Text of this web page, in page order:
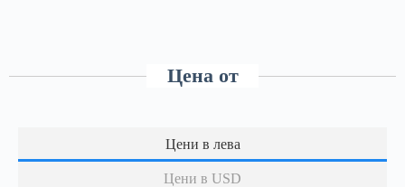
Цена от
Цени в лева
Цени в USD